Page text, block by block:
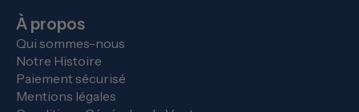
À propos
Qui sommes-nous
Notre Histoire
Paiement sécurisé
Mentions légales